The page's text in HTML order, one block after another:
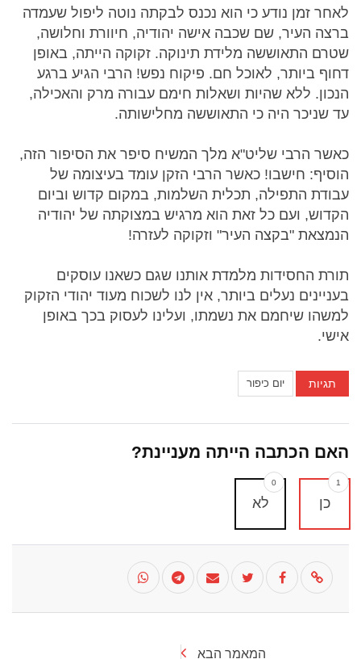
לאחר זמן נודע כי הוא נכנס לבקתה נוטה ליפול שעמדה
ברצה העיר, שם שכבה אישה יהודיה, חיוורת וחלושה,
שטרם התאוששה מלידת תינוקה. זקוקה הייתה, באופן
דחוף ביותר, לאוכל חם. פיקוח נפש! הרבי הגיע ברגע
הנכון. ללא שהיות ושאלות חימם עבורה מרק והאכילה,
עד שניכר היה כי התאוששה מחלישותה.
כאשר הרבי שליט"א מלך המשיח סיפר את הסיפור הזה,
הוסיף: חישבו! כאשר הרבי הזקן עומד בעיצומה של
עבודת התפילה, תכלית השלמות, במקום קדוש וביום
הקדוש, ועם כל זאת הוא מרגיש במצוקתה של יהודיה
הנמצאת "בקצה העיר" וזקוקה לעזרה!
תורת החסידות מלמדת אותנו שגם כשאנו עוסקים
בעניינים נעלים ביותר, אין לנו לשכוח מעוד יהודי הזקוק
למשהו שיחמם את נשמתו, ועלינו לעסוק בכך באופן
אישי.
תגיות יום כיפור
האם הכתבה הייתה מעניינת?
כן
1
לא
0
המאמר הבא